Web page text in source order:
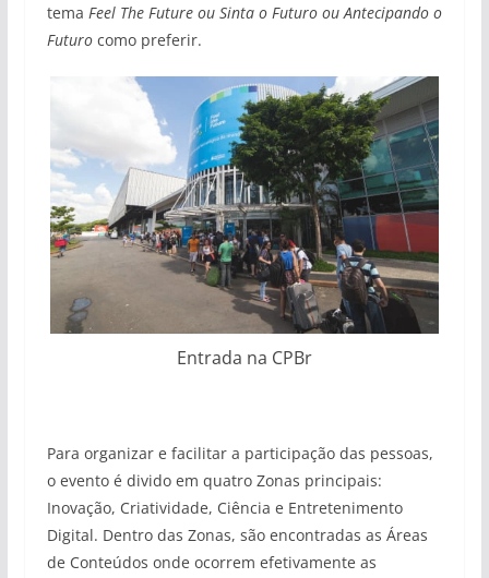
tema Feel The Future ou Sinta o Futuro ou Antecipando o
Futuro como preferir.
Entrada na CPBr
Para organizar e facilitar a participação das pessoas,
o evento é divido em quatro Zonas principais:
Inovação, Criatividade, Ciência e Entretenimento
Digital. Dentro das Zonas, são encontradas as Áreas
de Conteúdos onde ocorrem efetivamente as